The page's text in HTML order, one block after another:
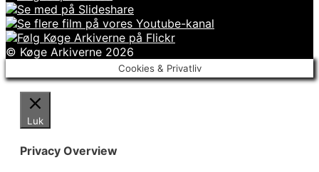
© Køge Arkiverne 2026
Cookies & Privatliv
Luk
Privacy Overview